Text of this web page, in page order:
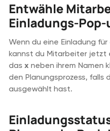
Entwähle
Einladungs-Pop-
Wenn du eine Einladung
kannst du Mitarbeiter jetzt
das x neben ihrem Namen
den Planungsprozess,
ausgewählt hast.